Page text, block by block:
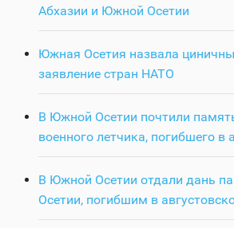
Абхазии и Южной Осетии
Южная Осетия назвала
заявление стран НАТО
В Южной Осетии почтили
военного летчика, погибшего в
В Южной Осетии отдали дань
Осетии, погибшим в